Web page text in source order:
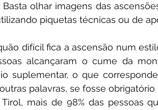
olhar imagens das
piquetas técnicas ou de
difícil fica a ascensão num
alcançaram o cume da
suplementar, o que
palavras, se fosse obrigatório
mais de 98% das pessoas